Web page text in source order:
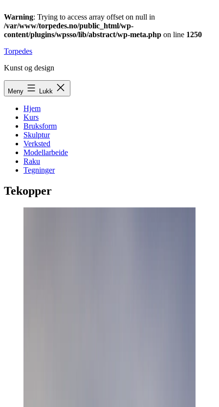
Warning: Trying to access array offset on null in
/var/www/torpedes.no/public_html/wp-
content/plugins/wpsso/lib/abstract/wp-meta.php on line 1250
Gå
innhold
Torpedes
Kunst og design
Meny Lukk
Hjem
Kurs
Bruksform
Skulptur
Verksted
Modellarbeide
Raku
Tegninger
Tekopper